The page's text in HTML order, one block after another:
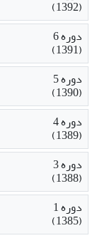
(1392)
دوره 6
(1391)
دوره 5
(1390)
دوره 4
(1389)
دوره 3
(1388)
دوره 1
(1385)